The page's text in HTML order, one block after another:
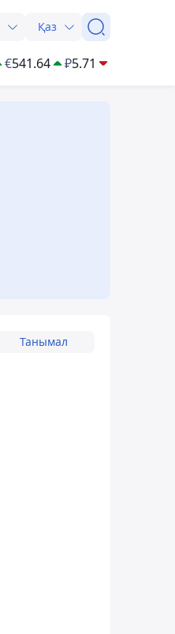
Қаз
€541.64 ₽5.71
Танымал